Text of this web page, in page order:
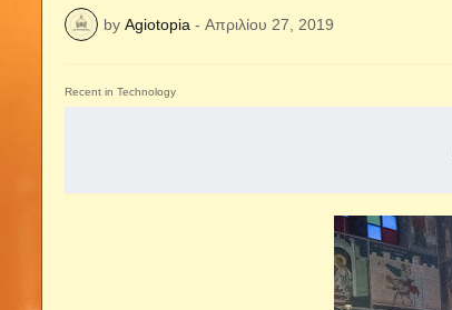
by Agiotopia - Απριλίου 27, 2019
Recent in Technology